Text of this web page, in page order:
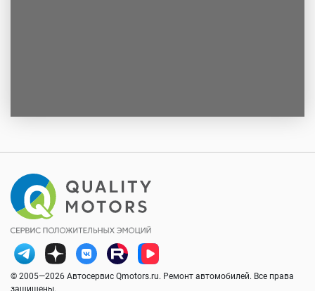
© 2005—2026 Автосервис Qmotors.ru. Ремонт автомобилей. Все права
защищены.